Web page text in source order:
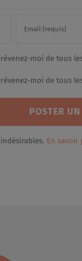
moi de tous
moi de tous
En savoir